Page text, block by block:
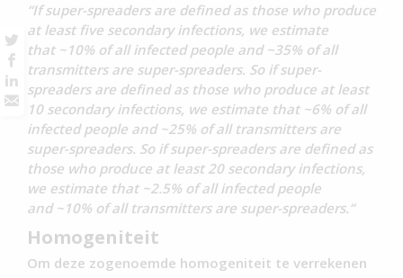
“If super-spreaders are defined as those who produce
at least five secondary infections, we estimate
that ~10% of all infected people and ~35% of all
transmitters are super-spreaders. So if super-
spreaders are defined as those who produce at least
10 secondary infections, we estimate that ~6% of all
infected people and ~25% of all transmitters are
super-spreaders. So if super-spreaders are defined as
those who produce at least 20 secondary infections,
we estimate that ~2.5% of all infected people
and ~10% of all transmitters are super-spreaders.“
Homogeniteit
Om deze zogenoemde homogeniteit te verrekenen